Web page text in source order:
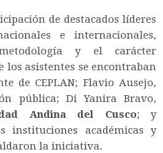
de destacados líderes
e internacionales,
y el carácter
asistentes se encontraban
de CEPLAN; Flavio Ausejo,
pública; Di Yanira Bravo,
Andina del Cusco; y
instituciones académicas y
la iniciativa.